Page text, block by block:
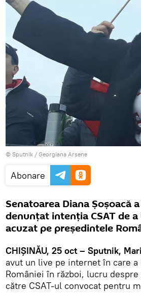
© Sputnik / Georgiana Arsene
Abonare
Senatoarea Diana Șoșoacă
denunțat intenția CSAT de
acuzat pe președintele
CHIȘINĂU, 25 oct – Sputnik,
avut un live pe internet în care
României în război, lucru
către CSAT-ul convocat pentru